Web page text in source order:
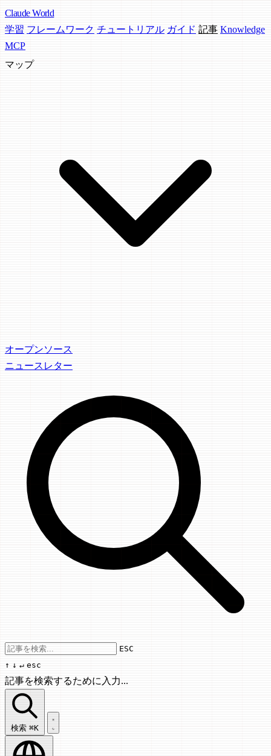
Claude World
学習 フレームワーク チュートリアル ガイド 記事 Knowledge
MCP
マップ
オープンソース
ニュースレター
Use arrow keys to navigate results,
ESC
↑ ↓ ↵ esc
記事を検索するために入力...
記事を検索...
検索 ⌘K